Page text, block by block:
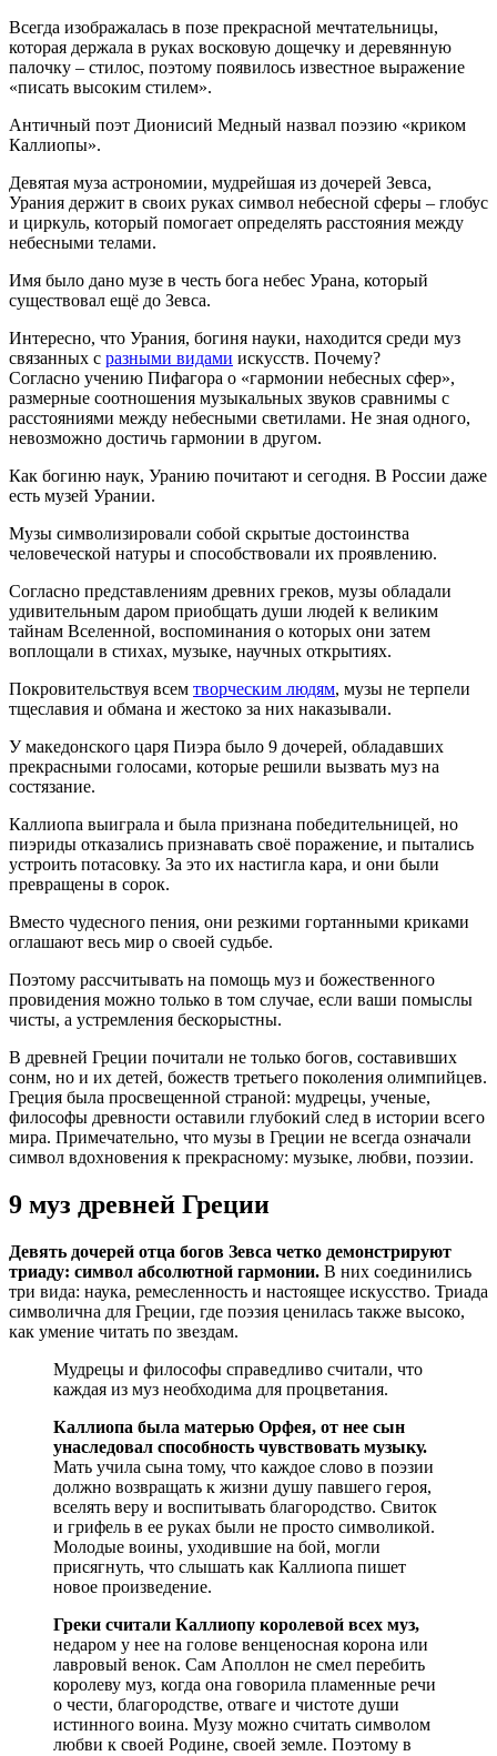
Всегда изображалась в позе прекрасной мечтательницы,
которая держала в руках восковую дощечку и деревянную
палочку – стилос, поэтому появилось известное выражение
«писать высоким стилем».
Античный поэт Дионисий Медный назвал поэзию «криком
Каллиопы».
Девятая муза астрономии, мудрейшая из дочерей Зевса,
Урания держит в своих руках символ небесной сферы – глобус
и циркуль, который помогает определять расстояния между
небесными телами.
Имя было дано музе в честь бога небес Урана, который
существовал ещё до Зевса.
Интересно, что Урания, богиня науки, находится среди муз
связанных с разными видами искусств. Почему?
Согласно учению Пифагора о «гармонии небесных сфер»,
размерные соотношения музыкальных звуков сравнимы с
расстояниями между небесными светилами. Не зная одного,
невозможно достичь гармонии в другом.
Как богиню наук, Уранию почитают и сегодня. В России даже
есть музей Урании.
Музы символизировали собой скрытые достоинства
человеческой натуры и способствовали их проявлению.
Согласно представлениям древних греков, музы обладали
удивительным даром приобщать души людей к великим
тайнам Вселенной, воспоминания о которых они затем
воплощали в стихах, музыке, научных открытиях.
Покровительствуя всем творческим людям, музы не терпели
тщеславия и обмана и жестоко за них наказывали.
У македонского царя Пиэра было 9 дочерей, обладавших
прекрасными голосами, которые решили вызвать муз на
состязание.
Каллиопа выиграла и была признана победительницей, но
пиэриды отказались признавать своё поражение, и пытались
устроить потасовку. За это их настигла кара, и они были
превращены в сорок.
Вместо чудесного пения, они резкими гортанными криками
оглашают весь мир о своей судьбе.
Поэтому рассчитывать на помощь муз и божественного
провидения можно только в том случае, если ваши помыслы
чисты, а устремления бескорыстны.
В древней Греции почитали не только богов, составивших
сонм, но и их детей, божеств третьего поколения олимпийцев.
Греция была просвещенной страной: мудрецы, ученые,
философы древности оставили глубокий след в истории всего
мира. Примечательно, что музы в Греции не всегда означали
символ вдохновения к прекрасному: музыке, любви, поэзии.
9 муз древней Греции
Девять дочерей отца богов Зевса четко демонстрируют
триаду: символ абсолютной гармонии. В них соединились
три вида: наука, ремесленность и настоящее искусство. Триада
символична для Греции, где поэзия ценилась также высоко,
как умение читать по звездам.
Мудрецы и философы справедливо считали, что
каждая из муз необходима для процветания.
Каллиопа была матерью Орфея, от нее сын
унаследовал способность чувствовать музыку.
Мать учила сына тому, что каждое слово в поэзии
должно возвращать к жизни душу павшего героя,
вселять веру и воспитывать благородство. Свиток
и грифель в ее руках были не просто символикой.
Молодые воины, уходившие на бой, могли
присягнуть, что слышать как Каллиопа пишет
новое произведение.
Греки считали Каллиопу королевой всех муз,
недаром у нее на голове венценосная корона или
лавровый венок. Сам Аполлон не смел перебить
королеву муз, когда она говорила пламенные речи
о чести, благородстве, отваге и чистоте души
истинного воина. Музу можно считать символом
любви к своей Родине, своей земле. Поэтому в